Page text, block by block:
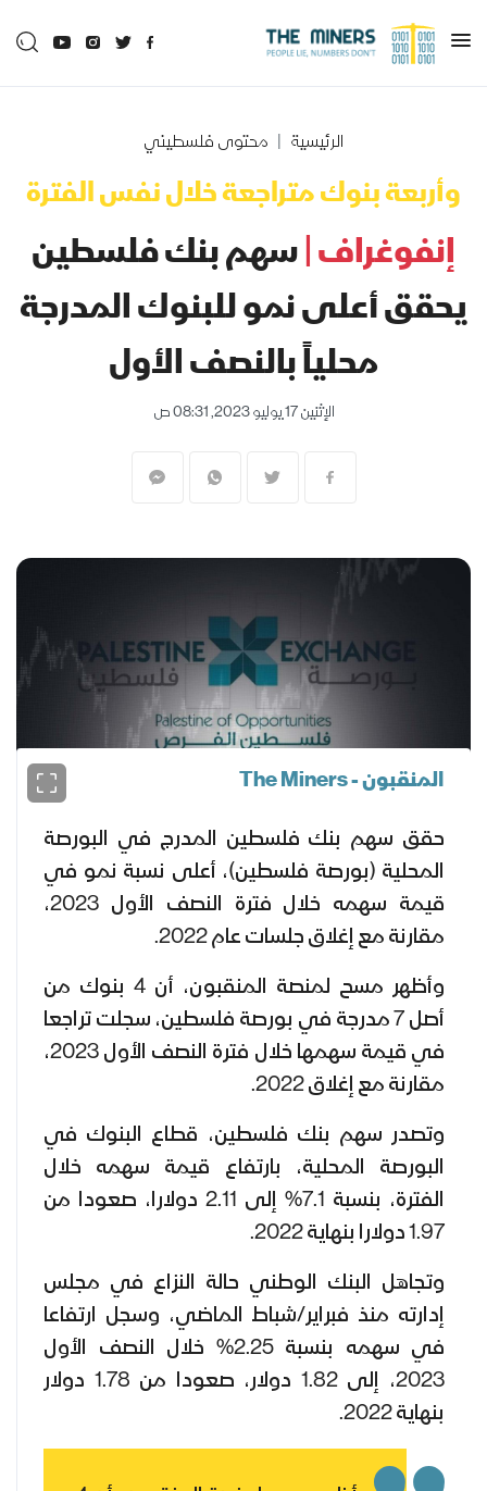
الرئيسية محتوى فلسطيني
وأربعة بنوك متراجعة خلال نفس الفترة
إنفوغراف |سهم بنك فلسطين
يحقق أعلى نمو للبنوك المدرجة
محلياً بالنصف الأول
الإثنين 17 يوليو 2023, 08:31 ص
المنقبون - The Miners
حقق سهم بنك فلسطين المدرج في البورصة
المحلية (بورصة فلسطين)، أعلى نسبة نمو في
قيمة سهمه خلال فترة النصف الأول 2023،
مقارنة مع إغلاق جلسات عام 2022.
وأظهر مسح لمنصة المنقبون، أن 4 بنوك من
أصل 7 مدرجة في بورصة فلسطين، سجلت تراجعا
في قيمة سهمها خلال فترة النصف الأول 2023،
مقارنة مع إغلاق 2022.
وتصدر سهم بنك فلسطين، قطاع البنوك في
البورصة المحلية، بارتفاع قيمة سهمه خلال
الفترة، بنسبة 7.1% إلى 2.11 دولارا، صعودا من
1.97 دولارا بنهاية 2022.
وتجاهل البنك الوطني حالة النزاع في مجلس
إدارته منذ فبراير/شباط الماضي، وسجل ارتفاعا
في سهمه بنسبة 2.25% خلال النصف الأول
2023، إلى 1.82 دولار، صعودا من 1.78 دولار
بنهاية 2022.